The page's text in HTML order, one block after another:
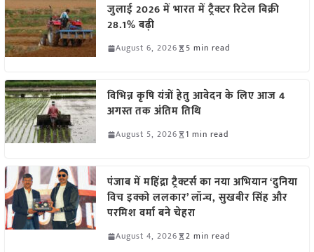
जुलाई 2026 में भारत में ट्रैक्टर रिटेल बिक्री
28.1% बढ़ी
August 6, 2026 5 min read
विभिन्न कृषि यंत्रों हेतु आवेदन के लिए आज 4
अगस्त तक अंतिम तिथि
August 5, 2026 1 min read
पंजाब में महिंद्रा ट्रैक्टर्स का नया अभियान ‘दुनिया
विच इक्को ललकार’ लॉन्च, सुखबीर सिंह और
परमिश वर्मा बने चेहरा
August 4, 2026 2 min read